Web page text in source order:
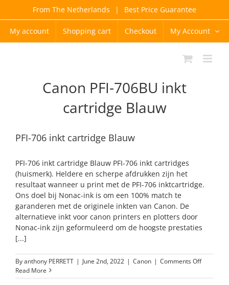
content
From The Netherlands | Best Price Guarantee
My account Shopping cart Checkout My Account
Canon PFI-706BU inkt
cartridge Blauw
PFI-706 inkt cartridge Blauw
PFI-706 inkt cartridge Blauw PFI-706 inkt cartridges
(huismerk). Heldere en scherpe afdrukken zijn het
resultaat wanneer u print met de PFI-706 inktcartridge.
Ons doel bij Nonac-ink is om een 100% match te
garanderen met de originele inkten van Canon. De
alternatieve inkt voor canon printers en plotters door
Nonac-ink zijn geformuleerd om de hoogste prestaties
[...]
Byanthony PERRETT | June 2nd, 2022 | Canon | Comments Offon
706
Read More